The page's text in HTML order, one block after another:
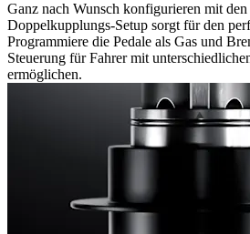
Ganz nach Wunsch konfigurieren mit den
Doppelkupplungs-Setup sorgt für den
Programmiere die Pedale als Gas und
Steuerung für Fahrer mit
ermöglichen.